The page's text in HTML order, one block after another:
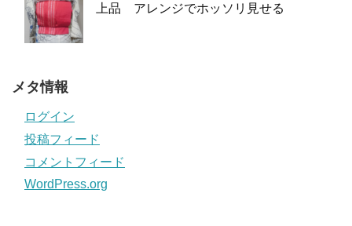
上品 アレンジでホッソリ見せる
メタ情報
ログイン
投稿フィード
コメントフィード
WordPress.org